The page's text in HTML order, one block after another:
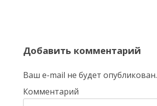
Добавить комментарий
Ваш e-mail не будет опубликован.
Комментарий